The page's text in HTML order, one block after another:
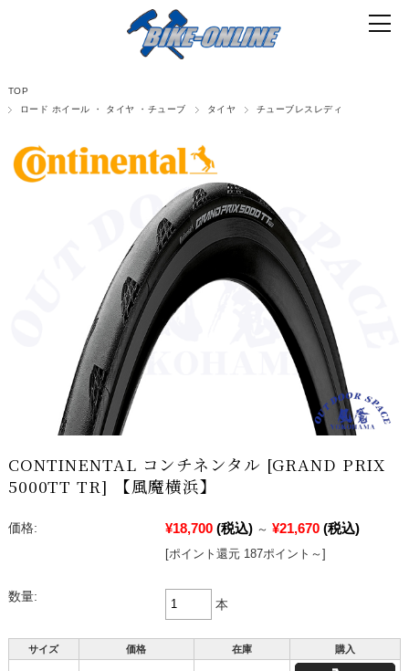
TOP
ロード ホイール ・ タイヤ ・チューブ
タイヤ チューブレスレディ
CONTINENTAL コンチネンタル [GRAND PRIX
5000TT TR] 【風魔横浜】
価格: ¥18,700 (税込) ～ ¥21,670 (税込)
[ポイント還元 187ポイント～]
数量:
本
サイズ 価格 在庫 購入